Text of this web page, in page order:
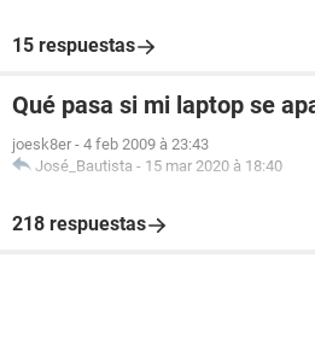
15 respuestas
Qué pasa si mi laptop se
joesk8er - 4 feb 2009 à 23:43
José_Bautista - 15 mar 2020 à 18:40
218 respuestas